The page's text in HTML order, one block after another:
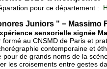
pour ce département :
Juniors " − Massimo
sensorielle signée
au CNSMD de Paris et
contemporaine et
pour de grands noms de la
les croisements entre gestes